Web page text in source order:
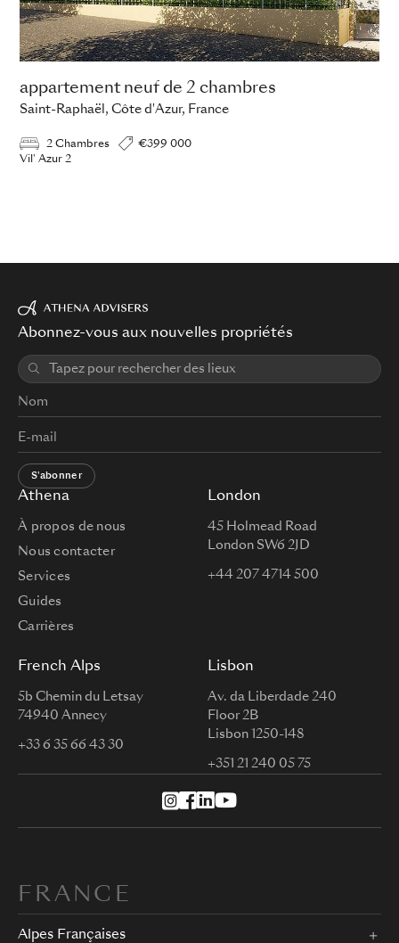
appartement neuf de 2 chambres
Saint-Raphaël, Côte d'Azur, France
2 Chambres
€399 000
Vil' Azur 2
Athena
À propos de nous
Nous contacter
Services
Guides
Carrières
London
45 Holmead Road
London SW6 2JD
+44 207 4714 500
French Alps
5b Chemin du Letsay
74940 Annecy
+33 6 35 66 43 30
Lisbon
Av. da Liberdade 240
Floor 2B
Lisbon 1250-148
+351 21 240 05 75
Abonnez-vous aux nouvelles propriétés
S'abonner
FRANCE
Alpes Françaises